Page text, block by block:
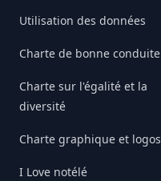
Utilisation des données
Charte de bonne conduite
Charte sur l'égalité et la
diversité
Charte graphique et logos
I Love notélé